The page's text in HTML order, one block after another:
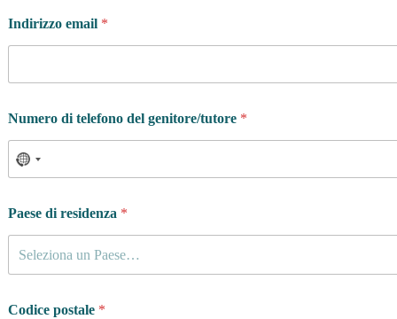
Indirizzo email *
Numero di telefono del genitore/tutore *
Paese di residenza *
Seleziona un Paese…
Codice postale *